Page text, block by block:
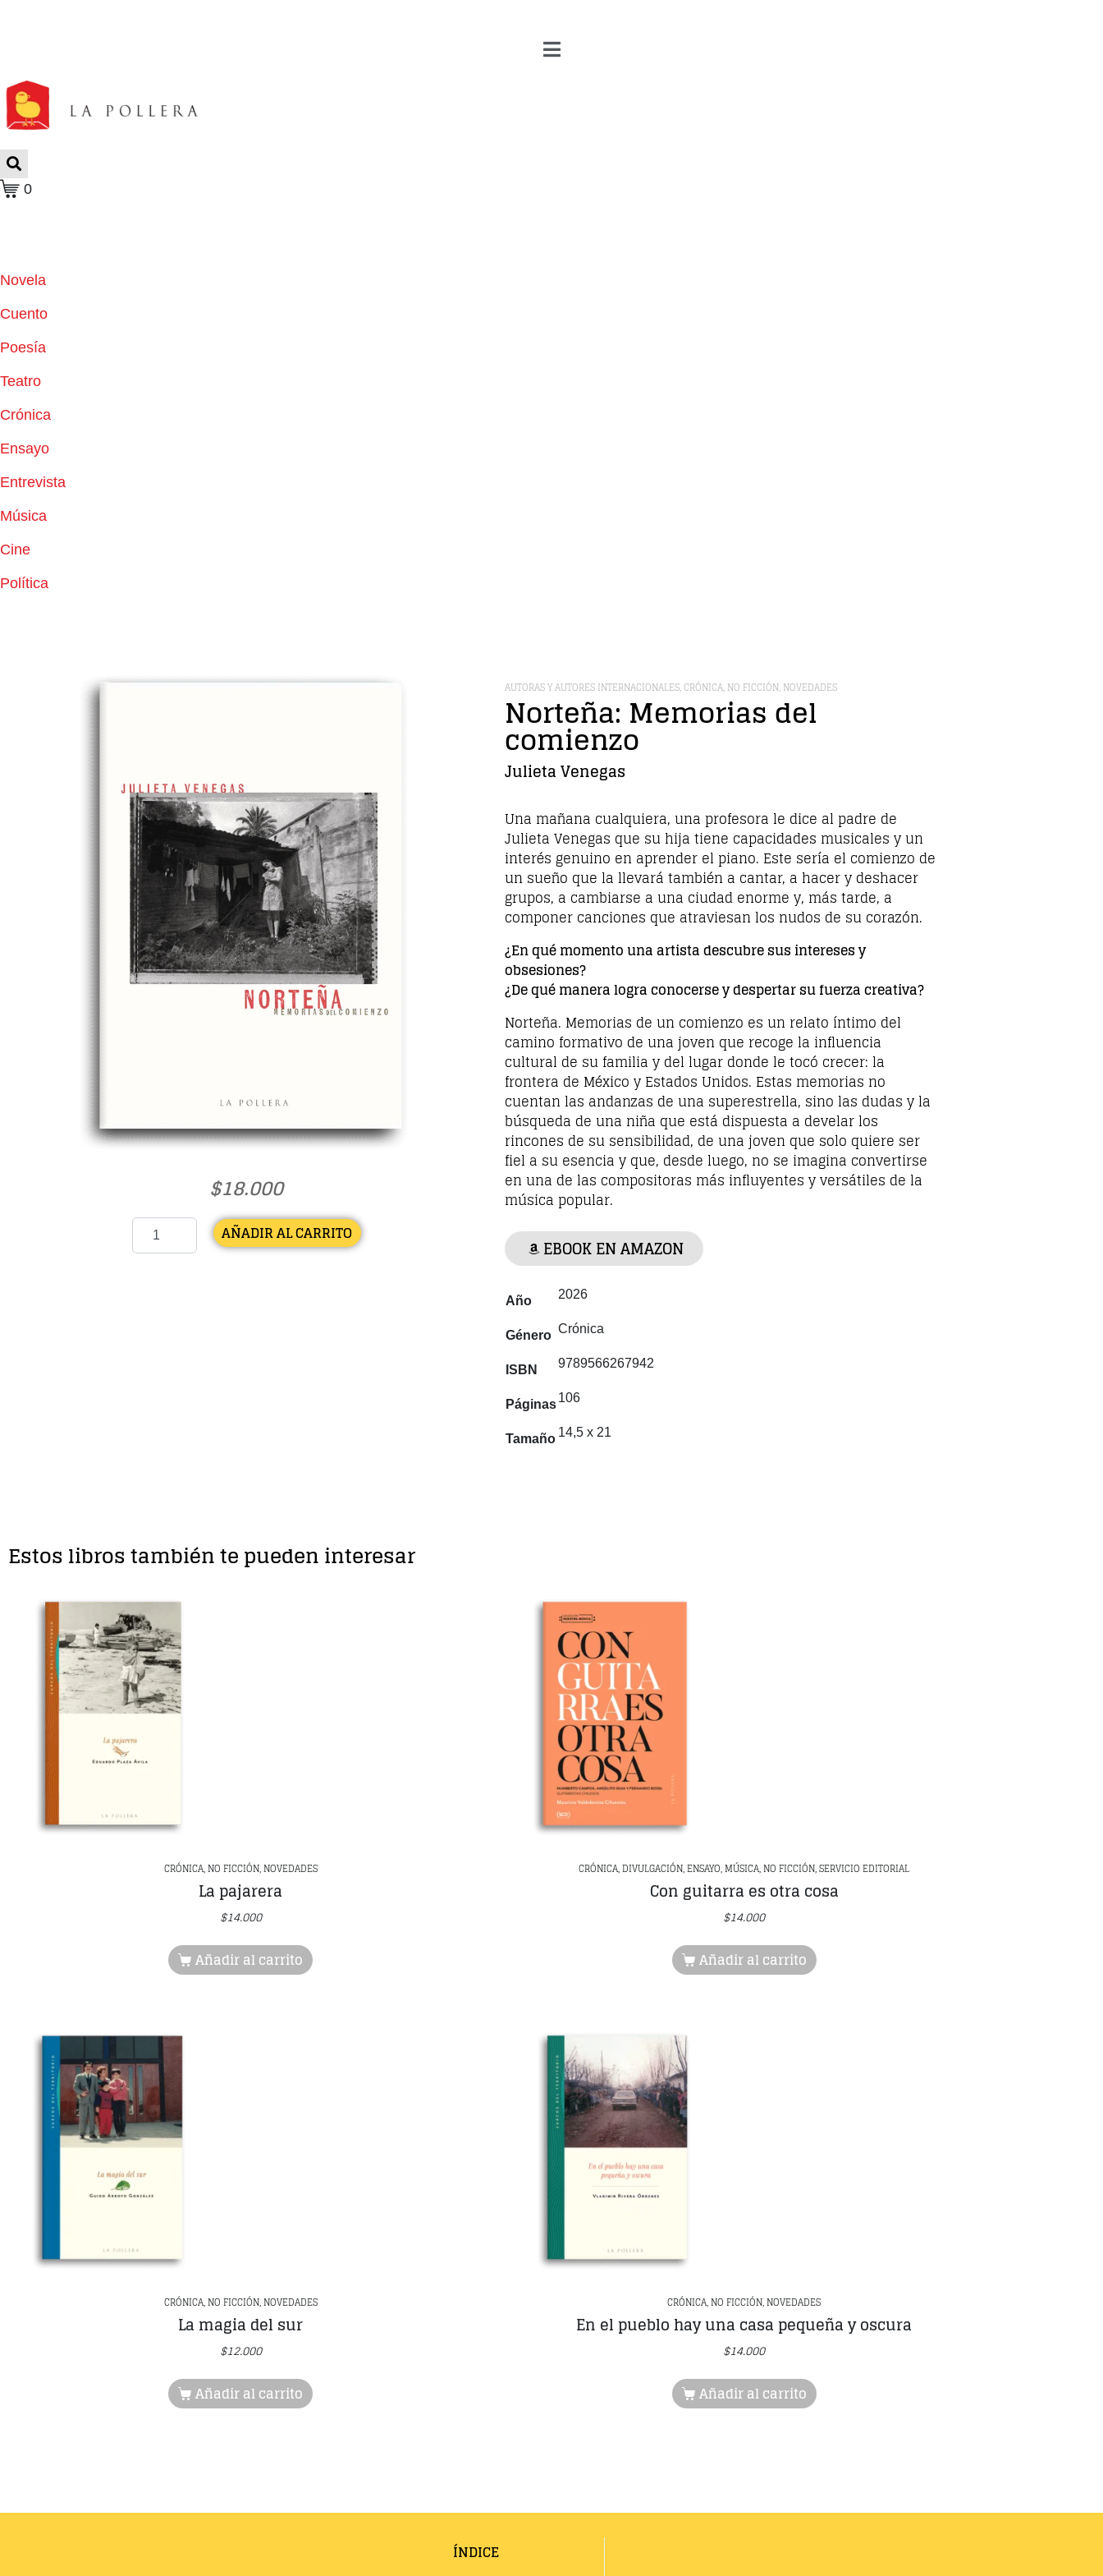
0
Novela
Cuento
Poesía
Teatro
Crónica
Ensayo
Entrevista
Música
Cine
Política
$18.000
AÑADIR AL CARRITO
AUTORAS Y AUTORES INTERNACIONALES,CRÓNICA, NO FICCIÓN, NOVEDADES
Norteña: Memorias del
comienzo
Julieta Venegas
Una mañana cualquiera, una profesora le dice al padre de
Julieta Venegas que su hija tiene capacidades musicales y un
interés genuino en aprender el piano. Este sería el comienzo de
un sueño que la llevará también a cantar, a hacer y deshacer
grupos, a cambiarse a una ciudad enorme y, más tarde, a
componer canciones que atraviesan los nudos de su corazón.
¿En qué momento una artista descubre sus intereses y
obsesiones?
¿De qué manera logra conocerse y despertar su fuerza creativa?
Norteña. Memorias de un comienzo es un relato íntimo del
camino formativo de una joven que recoge la influencia
cultural de su familia y del lugar donde le tocó crecer: la
frontera de México y Estados Unidos. Estas memorias no
cuentan las andanzas de una superestrella, sino las dudas y la
búsqueda de una niña que está dispuesta a develar los
rincones de su sensibilidad, de una joven que solo quiere ser
fiel a su esencia y que, desde luego, no se imagina convertirse
en una de las compositoras más influyentes y versátiles de la
música popular.
EBOOK EN AMAZON
Año 2026
Género Crónica
ISBN 9789566267942
Páginas106
Tamaño 14,5 x 21
Estos libros también te pueden interesar
CRÓNICA, NO FICCIÓN, NOVEDADES
La pajarera
$14.000
Añadir al carrito
CRÓNICA, DIVULGACIÓN, ENSAYO, MÚSICA, NO FICCIÓN, SERVICIO EDITORIAL
Con guitarra es otra cosa
$14.000
Añadir al carrito
CRÓNICA, NO FICCIÓN, NOVEDADES
La magia del sur
$12.000
Añadir al carrito
CRÓNICA, NO FICCIÓN, NOVEDADES
En el pueblo hay una casa pequeña y oscura
$14.000
Añadir al carrito
ÍNDICE